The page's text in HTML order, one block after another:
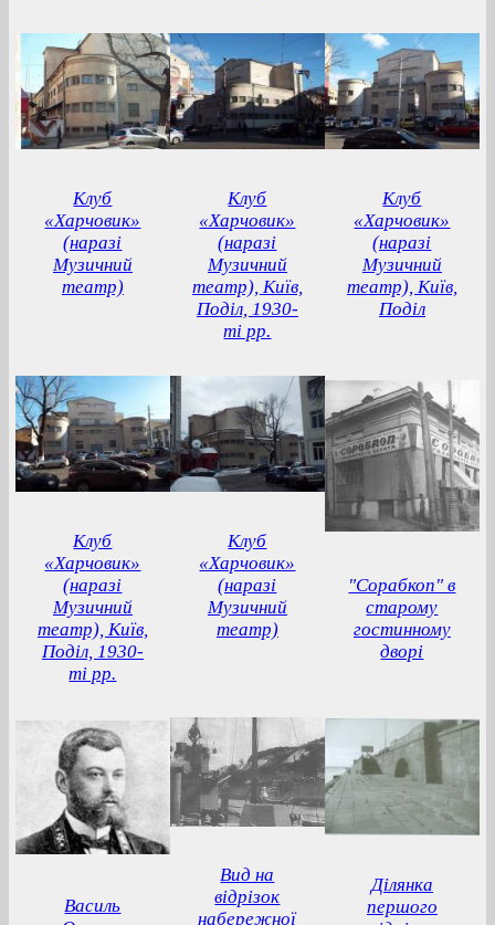
Клуб
«Харчовик»
(наразі
Музичний
театр)
Клуб
«Харчовик»
(наразі
Музичний
театр), Київ,
Поділ, 1930-
ті рр.
Клуб
«Харчовик»
(наразі
Музичний
театр), Київ,
Поділ
Клуб
«Харчовик»
(наразі
Музичний
театр), Київ,
Поділ, 1930-
ті рр.
Клуб
«Харчовик»
(наразі
Музичний
театр)
"Сорабкоп" в
старому
гостинному
дворі
Василь
Вид на
відрізок
набережної
Ділянка
першого